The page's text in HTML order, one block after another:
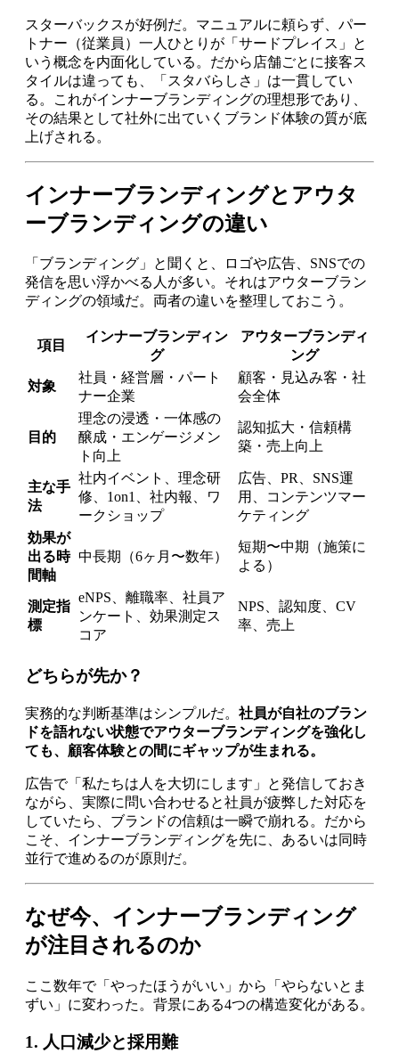
スターバックスが好例だ。マニュアルに頼らず、パー
トナー（従業員）一人ひとりが「サードプレイス」と
いう概念を内面化している。だから店舗ごとに接客ス
タイルは違っても、「スタバらしさ」は一貫してい
る。これがインナーブランディングの理想形であり、
その結果として社外に出ていくブランド体験の質が底
上げされる。
インナーブランディングとアウタ
ーブランディングの違い
「ブランディング」と聞くと、ロゴや広告、SNSでの
発信を思い浮かべる人が多い。それはアウターブラン
ディングの領域だ。両者の違いを整理しておこう。
項目
インナーブランディン
グ
アウターブランディ
ング
対象
社員・経営層・パート
ナー企業
顧客・見込み客・社
会全体
目的
理念の浸透・一体感の
醸成・エンゲージメン
ト向上
認知拡大・信頼構
築・売上向上
主な手
法
社内イベント、理念研
修、1on1、社内報、ワ
ークショップ
広告、PR、SNS運
用、コンテンツマー
ケティング
効果が
出る時
間軸
中長期（6ヶ月〜数年）
短期〜中期（施策に
よる）
測定指
標
eNPS、離職率、社員ア
ンケート、効果測定ス
コア
NPS、認知度、CV
率、売上
どちらが先か？
実務的な判断基準はシンプルだ。 社員が自社のブラン
ドを語れない状態でアウターブランディングを強化し
ても、顧客体験との間にギャップが生まれる。
広告で「私たちは人を大切にします」と発信しておき
ながら、実際に問い合わせると社員が疲弊した対応を
していたら、ブランドの信頼は一瞬で崩れる。だから
こそ、インナーブランディングを先に、あるいは同時
並行で進めるのが原則だ。
なぜ今、インナーブランディング
が注目されるのか
ここ数年で「やったほうがいい」から「やらないとま
ずい」に変わった。背景にある4つの構造変化がある。
1. 人口減少と採用難